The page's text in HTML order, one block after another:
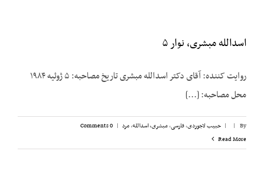
اسدالله مبشری، نوار ۵
روایت کننده: آقای دکتر اسدالله مبشری تاریخ مصاحبه: ۵ ژوئیه ۱۹۸۴
محل مصاحبه: [...]
By
|
| حبیب لاجوردی,فارسی,مبشری، اسدالله,مرد |
0 Comments
Read More